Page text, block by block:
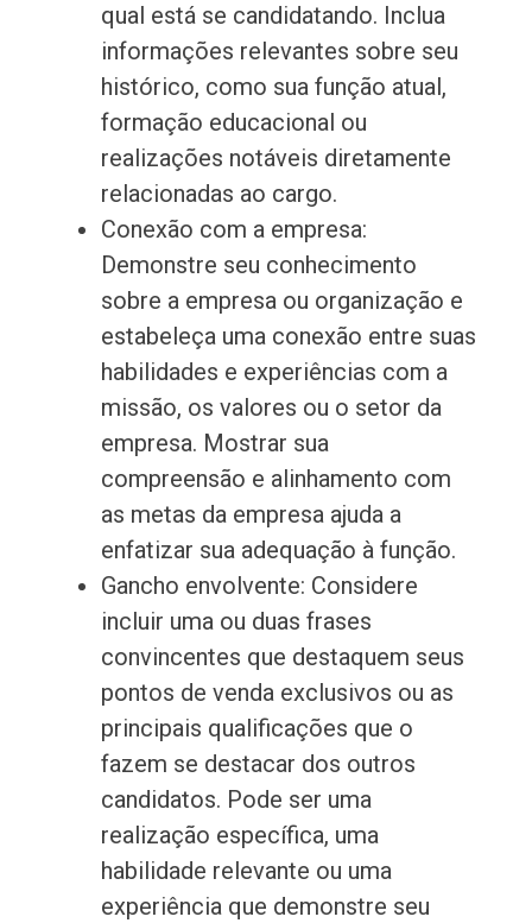
qual está se candidatando. Inclua
informações relevantes sobre seu
histórico, como sua função atual,
formação educacional ou
realizações notáveis diretamente
relacionadas ao cargo.
Conexão com a empresa:
Demonstre seu conhecimento
sobre a empresa ou organização e
estabeleça uma conexão entre suas
habilidades e experiências com a
missão, os valores ou o setor da
empresa. Mostrar sua
compreensão e alinhamento com
as metas da empresa ajuda a
enfatizar sua adequação à função.
Gancho envolvente: Considere
incluir uma ou duas frases
convincentes que destaquem seus
pontos de venda exclusivos ou as
principais qualificações que o
fazem se destacar dos outros
candidatos. Pode ser uma
realização específica, uma
habilidade relevante ou uma
experiência que demonstre seu